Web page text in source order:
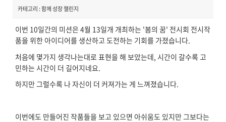
카테고리 : 함께 성장 챌린지
이번 10일간의 미션은 4월 13일개 개최하는 '봄의 꿈' 전시회 전시작
품을 위한 아이디어를 생산하고 도전하는 기회를 가졌습니다.
처음에 몇가지 생각나는대로 표현을 해 보았는데, 시간이 갈수록 고
민하는 시간이 더 길어지네요.
하지만 그럴수록 나 자신이 더 커져가는 게 느껴졌습니다.
이번에도 만들어진 작품들을 보고 있으면 아쉬움도 있지만 그보다는